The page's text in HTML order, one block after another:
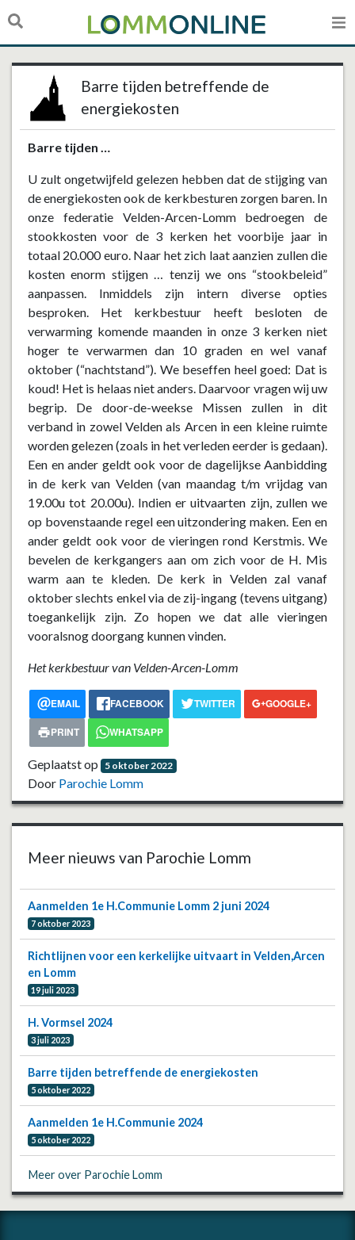
Barre tijden betreffende de
energiekosten
Barre tijden …
U zult ongetwijfeld gelezen hebben dat de stijging van
de energiekosten ook de kerkbesturen zorgen baren. In
onze federatie Velden-Arcen-Lomm bedroegen de
stookkosten voor de 3 kerken het voorbije jaar in
totaal 20.000 euro. Naar het zich laat aanzien zullen die
kosten enorm stijgen … tenzij we ons “stookbeleid”
aanpassen. Inmiddels zijn intern diverse opties
besproken. Het kerkbestuur heeft besloten de
verwarming komende maanden in onze 3 kerken niet
hoger te verwarmen dan 10 graden en wel vanaf
oktober (“nachtstand”). We beseffen heel goed: Dat is
koud! Het is helaas niet anders. Daarvoor vragen wij uw
begrip. De door-de-weekse Missen zullen in dit
verband in zowel Velden als Arcen in een kleine ruimte
worden gelezen (zoals in het verleden eerder is gedaan).
Een en ander geldt ook voor de dagelijkse Aanbidding
in de kerk van Velden (van maandag t/m vrijdag van
19.00u tot 20.00u). Indien er uitvaarten zijn, zullen we
op bovenstaande regel een uitzondering maken. Een en
ander geldt ook voor de vieringen rond Kerstmis. We
bevelen de kerkgangers aan om zich voor de H. Mis
warm aan te kleden. De kerk in Velden zal vanaf
oktober slechts enkel via de zij-ingang (tevens uitgang)
toegankelijk zijn. Zo hopen we dat alle vieringen
vooralsnog doorgang kunnen vinden.
Het kerkbestuur van Velden-Arcen-Lomm
EMAIL FACEBOOK TWITTER
GOOGLE+
PRINT
WHATSAPP
Geplaatst op 5 oktober 2022
Door Parochie Lomm
Meer nieuws van Parochie Lomm
Aanmelden 1e H.Communie Lomm 2 juni 2024
7 oktober 2023
Richtlijnen voor een kerkelijke uitvaart in Velden,Arcen
en Lomm
19 juli 2023
H. Vormsel 2024
3 juli 2023
Barre tijden betreffende de energiekosten
5 oktober 2022
Aanmelden 1e H.Communie 2024
5 oktober 2022
Meer over Parochie Lomm